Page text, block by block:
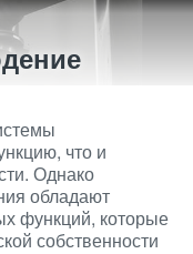
что и
Однако
обладают
функций, которые
собственности